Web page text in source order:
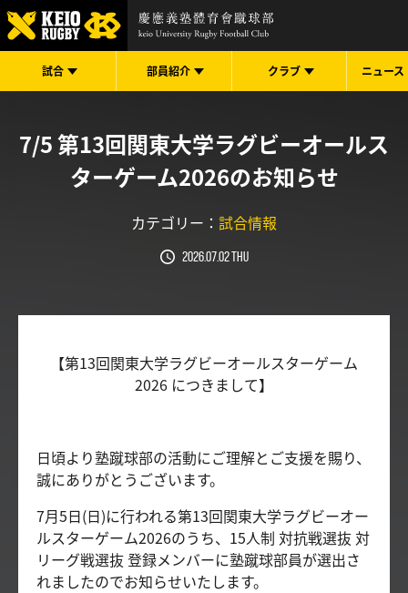
試合 部員紹介 クラブ ニュース
7/5 第13回関東大学ラグビーオールス
ターゲーム2026のお知らせ
カテゴリー： 試合情報
2026.07.02 Thu
【第13回関東大学ラグビーオールスターゲーム
2026 につきまして】
日頃より塾蹴球部の活動にご理解とご支援を賜り、
誠にありがとうございます。
7月5日(日)に行われる第13回関東大学ラグビーオー
ルスターゲーム2026のうち、15人制 対抗戦選抜 対
リーグ戦選抜 登録メンバーに塾蹴球部員が選出さ
れましたのでお知らせいたします。